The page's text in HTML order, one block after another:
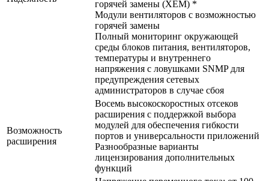
горячей замены (XEM) *
Модули вентиляторов с возможностью
горячей замены
Полный мониторинг окружающей
среды блоков питания, вентиляторов,
температуры и внутреннего
напряжения с ловушками SNMP для
предупреждения сетевых
администраторов в случае сбоя
Возможность
расширения
Восемь высокоскоростных отсеков
расширения с поддержкой выбора
модулей для обеспечения гибкости
портов и универсальности приложений
Разнообразные варианты
лицензирования дополнительных
функций